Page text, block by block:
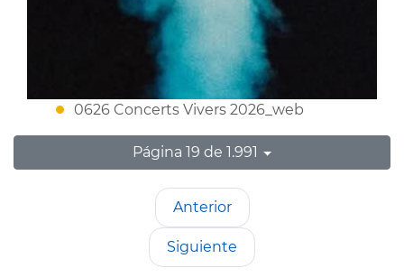
0626 Concerts Vivers 2026_web
Página 19 de 1.991
Anterior
Siguiente